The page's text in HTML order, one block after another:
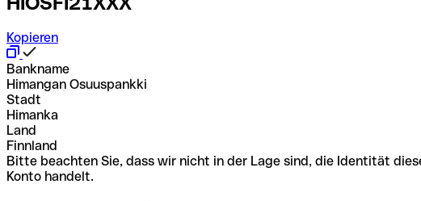
Kopieren
Bankname
Himangan Osuuspankki
Stadt
Himanka
Land
Finnland
Bitte beachten Sie, dass wir nicht in der Lage sind, die Identität
Konto handelt.